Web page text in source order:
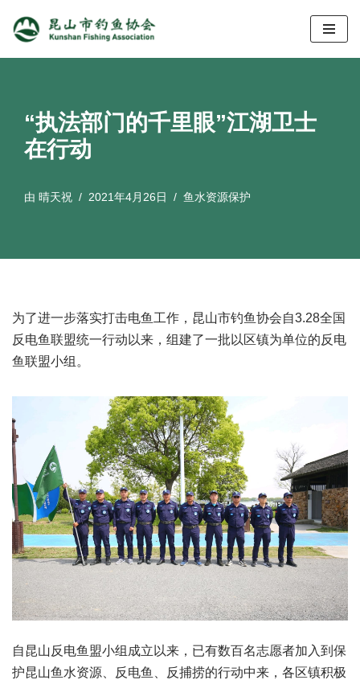
跳
“执法部门的千里眼”江湖卫士
在行动
由 晴天祝 2021年4月26日 鱼水资源保护
为了进一步落实打击电鱼工作，昆山市钓鱼协会自3.28全国
反电鱼联盟统一行动以来，组建了一批以区镇为单位的反电
鱼联盟小组。
自昆山反电鱼盟小组成立以来，已有数百名志愿者加入到保
护昆山鱼水资源、反电鱼、反捕捞的行动中来，各区镇积极